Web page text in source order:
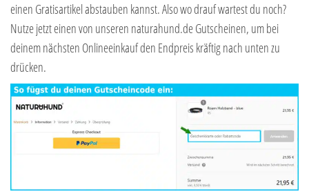
einen Gratisartikel abstauben kannst. Also wo drauf wartest du noch?
Nutze jetzt einen von unseren naturahund.de Gutscheinen, um bei
deinem nächsten Onlineeinkauf den Endpreis kräftig nach unten zu
drücken.